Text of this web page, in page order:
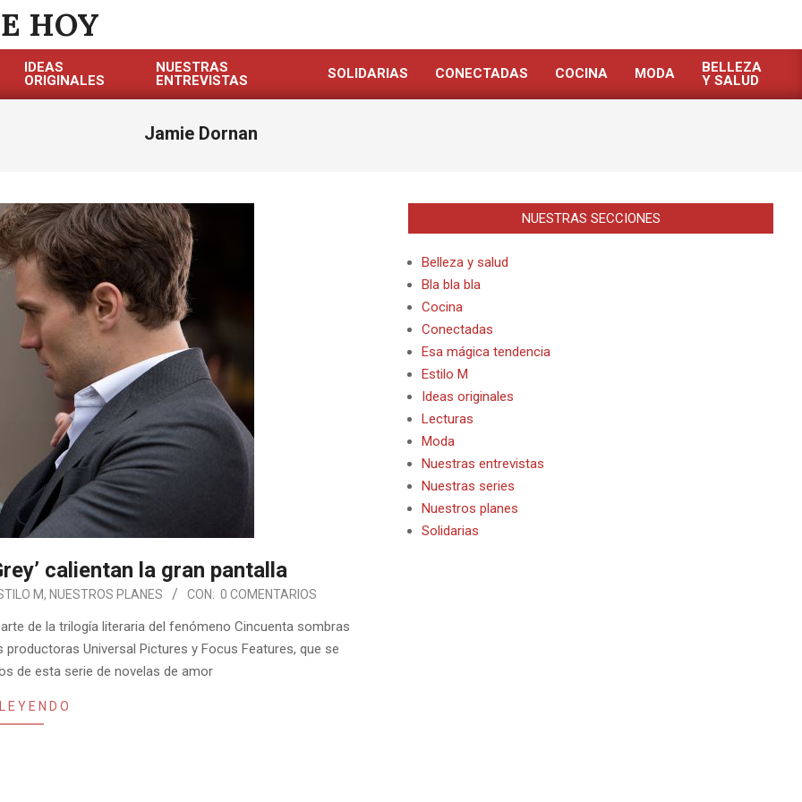
HOY
IDEAS
ORIGINALES
NUESTRAS
ENTREVISTAS
SOLIDARIAS CONECTADAS COCINA MODA
BELLEZA
Y SALUD
Jamie Dornan
calientan la gran pantalla
M, NUESTROS PLANES CON: 0 COMENTARIOS
de la trilogía literaria del fenómeno Cincuenta sombras
Universal Pictures y Focus Features, que se
de esta serie de novelas de amor
NUESTRAS SECCIONES
Belleza y salud
Bla bla bla
Cocina
Conectadas
Esa mágica tendencia
Estilo M
Ideas originales
Lecturas
Moda
Nuestras entrevistas
Nuestras series
Nuestros planes
Solidarias